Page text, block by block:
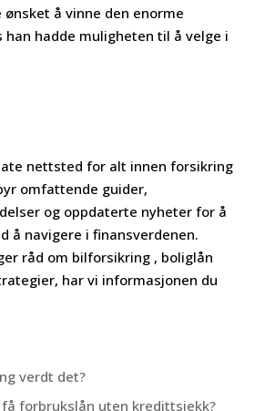
ønsket å vinne den enorme
han hadde muligheten til å velge i
nettsted for alt innen forsikring
omfattende guider,
og oppdaterte nyheter for å
å navigere i finansverdenen.
råd om bilforsikring , boliglån
har vi informasjonen du
verdt det?
forbrukslån uten kredittsjekk?